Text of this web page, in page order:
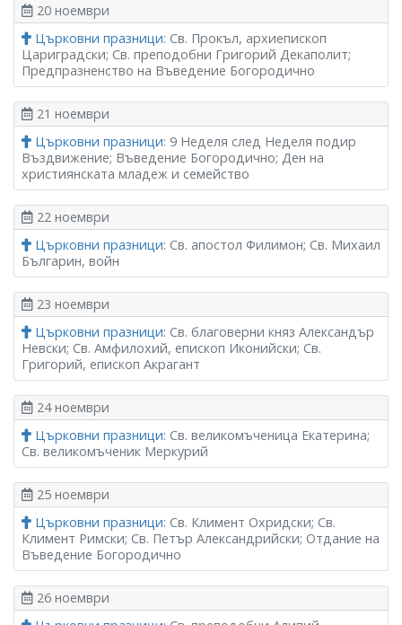
20 ноември
Църковни празници: Св. Прокъл, архиепископ
Цариградски; Св. преподобни Григорий Декаполит;
Предпразненство на Въведение Богородично
21 ноември
Църковни празници: 9 Неделя след Неделя подир
Въздвижение; Въведение Богородично; Ден на
християнската младеж и семейство
22 ноември
Църковни празници: Св. апостол Филимон; Св. Михаил
Българин, войн
23 ноември
Църковни празници: Св. благоверни княз Александър
Невски; Св. Амфилохий, епископ Иконийски; Св.
Григорий, епископ Акрагант
24 ноември
Църковни празници: Св. великомъченица Екатерина;
Св. великомъченик Меркурий
25 ноември
Църковни празници: Св. Климент Охридски; Св.
Климент Римски; Св. Петър Александрийски; Отдание на
Въведение Богородично
26 ноември